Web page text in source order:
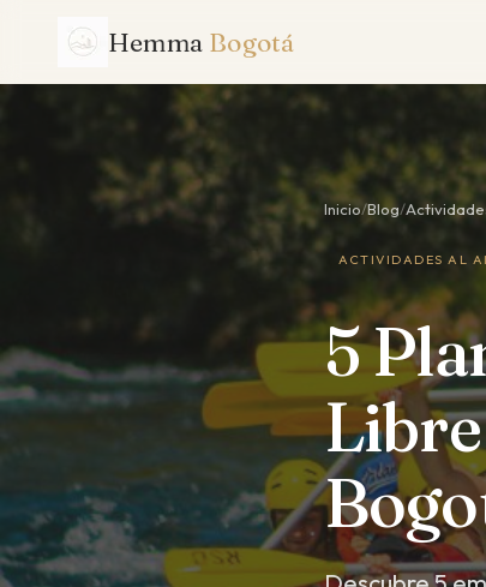
Hemma Bogotá
Inicio/Blog/
ACTIVIDADES AL
5